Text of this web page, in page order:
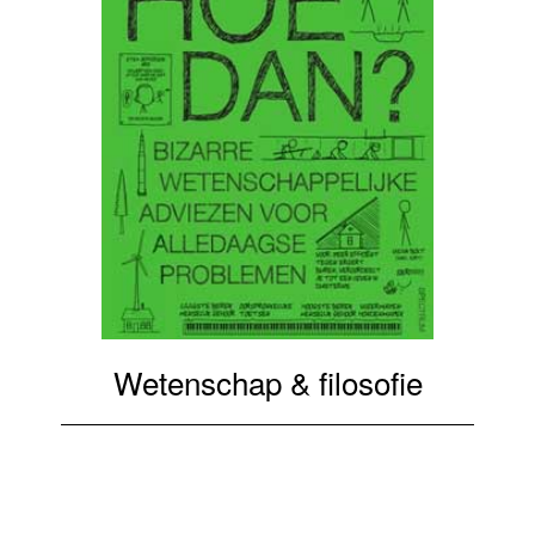
Wetenschap & filosofie